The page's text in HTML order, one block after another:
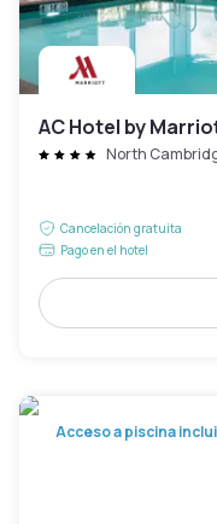
AC Hotel by
North
Cancelación gratuita
Pago en el hotel
Acceso a piscina